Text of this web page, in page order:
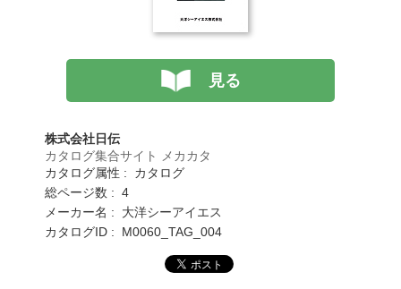
見る
株式会社日伝
カタログ集合サイト メカカタ
カタログ属性 : カタログ
総ページ数 : 4
メーカー名 : 大洋シーアイエス
カタログID : M0060_TAG_004